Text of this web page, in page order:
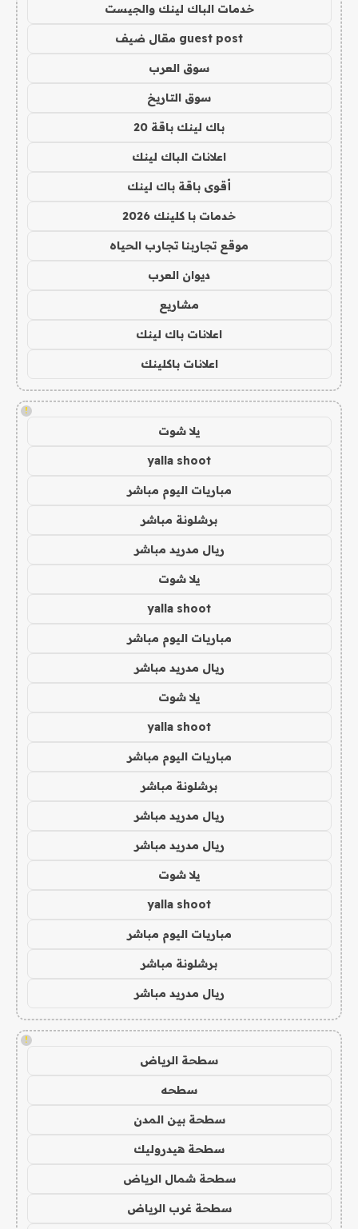
خدمات الباك لينك والجيست
guest post مقال ضيف
سوق العرب
سوق التاريخ
باك لينك باقة 20
اعلانات الباك لينك
أقوى باقة باك لينك
خدمات با كلينك 2026
موقع تجاربنا تجارب الحياه
ديوان العرب
مشاريع
اعلانات باك لينك
اعلانات باكلينك
!
يلا شوت
yalla shoot
مباريات اليوم مباشر
برشلونة مباشر
ريال مدريد مباشر
يلا شوت
yalla shoot
مباريات اليوم مباشر
ريال مدريد مباشر
يلا شوت
yalla shoot
مباريات اليوم مباشر
برشلونة مباشر
ريال مدريد مباشر
ريال مدريد مباشر
يلا شوت
yalla shoot
مباريات اليوم مباشر
برشلونة مباشر
ريال مدريد مباشر
!
سطحة الرياض
سطحه
سطحة بين المدن
سطحة هيدروليك
سطحة شمال الرياض
سطحة غرب الرياض